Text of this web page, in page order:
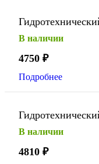
В наличии
4750 ₽
Подробнее
В наличии
4810 ₽